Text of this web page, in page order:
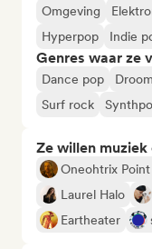
Omgeving
Hyperpop
Indie
Genres waar ze
Dance pop
Surf rock
Ze willen
Oneohtrix
Laurel Halo
Eartheater